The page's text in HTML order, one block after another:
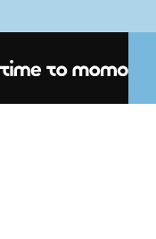
Home